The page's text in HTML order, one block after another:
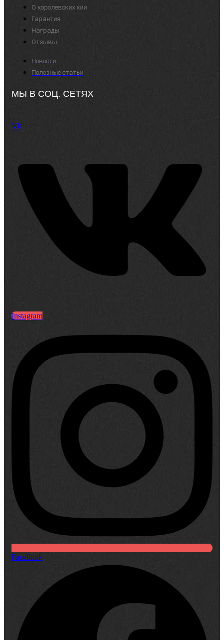
О королевских кии
Гарантия
Награды
Отзывы
Новости
Полезные статьи
МЫ В СОЦ. СЕТЯХ
Vk
Instagram
Facebook